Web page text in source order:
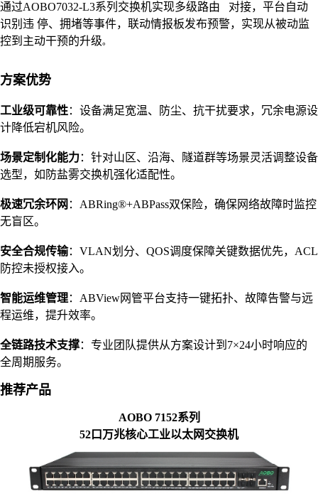
通过AOBO7032-L3系列交换机实现多级路由 对接，平台自动
识别违 停、拥堵等事件，联动情报板发布预警，实现从被动监
控到主动干预的升级。
方案优势
工业级可靠性：设备满足宽温、防尘、抗干扰要求，冗余电源设
计降低宕机风险。
场景定制化能力：针对山区、沿海、隧道群等场景灵活调整设备
选型，如防盐雾交换机强化适配性。
极速冗余环网 ：ABRing®+ABPass双保险，确保网络故障时监控
无盲区。
安全合规传输：VLAN划分、QOS调度保障关键数据优先，ACL
防控未授权接入。
智能运维管理：ABView网管平台支持一键拓扑、故障告警与远
程运维，提升效率。
全链路技术支撑：专业团队提供从方案设计到7×24小时响应的
全周期服务。
推荐产品
AOBO 7152系列
52口万兆核心工业以太网交换机